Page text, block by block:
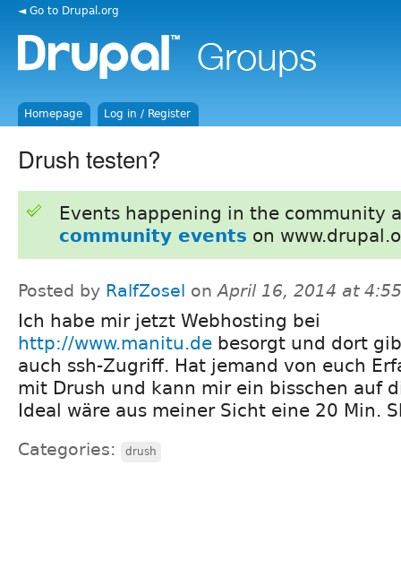
◄ Go to Drupal.org
Homepage Log in / Register
Drush testen?
Events happening in the community
community events on
Posted by RalfZosel onApril 16, 2014 at
Ich habe mir jetzt Webhosting bei
http://www.manitu.de besorgt und dort
auch ssh-Zugriff. Hat jemand von euch
mit Drush und kann mir ein bisschen auf
Ideal wäre aus meiner Sicht eine 20 Min.
Categories: drush